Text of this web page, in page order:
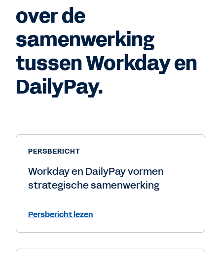
over de
samenwerking
tussen Workday en
DailyPay.
PERSBERICHT
Workday en DailyPay vormen
strategische samenwerking
Persbericht lezen